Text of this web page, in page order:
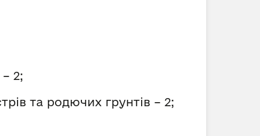
2;
та родючих грунтів – 2;